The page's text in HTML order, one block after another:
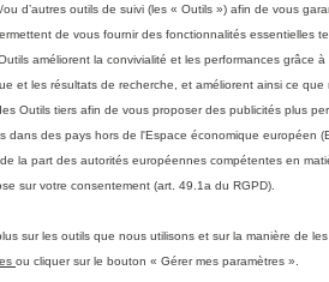
6 options
Métallisées Gris Acier;
WLTP (mixte)*: 156 g/km
WLTP* mixte - l/100km : 6
Van - Cabine approfondie
130 ch Automatique
5 options
d’autres outils de suivi (les « Outils ») afin de vous
de vous fournir des fonctionnalités essentielles
améliorent la convivialité et les performances grâce
et les résultats de recherche, et améliorent ainsi ce
Outils tiers afin de vous proposer des publicités plus
dans des pays hors de l'Espace économique européen
la part des autorités européennes compétentes en
sur votre consentement (art. 49.1a du RGPD).
sur les outils que nous utilisons et sur la manière de
ou cliquer sur le bouton « Gérer mes paramètres ».